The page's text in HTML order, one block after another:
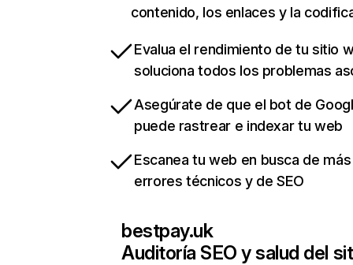
contenido, los enlaces y la
Evalua el rendimiento de tu sitio
soluciona todos los problemas
Asegúrate de que el bot de
puede rastrear e indexar tu web
Escanea tu web en busca de
errores técnicos y de SEO
bestpay.uk
Auditoría SEO y salud del